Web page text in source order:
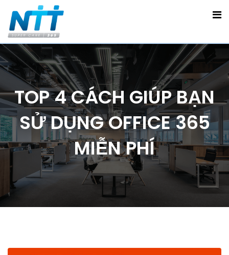
TOP 4 CÁCH GIÚP BẠN
SỬ DỤNG OFFICE 365
MIỄN PHÍ